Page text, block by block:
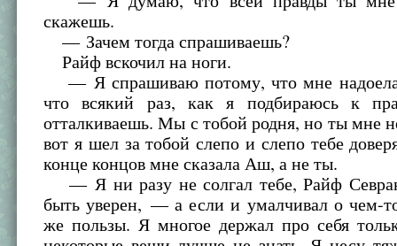
скажешь.
— Зачем тогда спрашиваешь?
Райф вскочил на ноги.
— Я спрашиваю потому, что мне
что всякий раз, как я подбираюсь к
отталкиваешь. Мы с тобой родня, но ты мне
вот я шел за тобой слепо и слепо тебе
конце концов мне сказала Аш, а не ты.
— Я ни разу не солгал тебе, Райф
быть уверен, — а если и умалчивал о чем-
же пользы. Я многое держал про себя